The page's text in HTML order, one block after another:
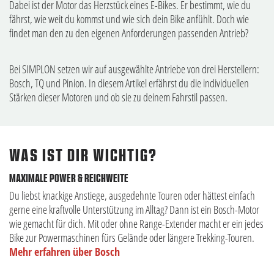
Dabei ist der Motor das Herzstück eines E-Bikes. Er bestimmt, wie du
fährst, wie weit du kommst und wie sich dein Bike anfühlt. Doch wie
findet man den zu den eigenen Anforderungen passenden Antrieb?
Bei SIMPLON setzen wir auf ausgewählte Antriebe von drei Herstellern:
Bosch, TQ und Pinion. In diesem Artikel erfährst du die individuellen
Stärken dieser Motoren und ob sie zu deinem Fahrstil passen.
WAS IST DIR WICHTIG?
MAXIMALE POWER & REICHWEITE
Du liebst knackige Anstiege, ausgedehnte Touren oder hättest einfach
gerne eine kraftvolle Unterstützung im Alltag? Dann ist ein Bosch-Motor
wie gemacht für dich. Mit oder ohne Range-Extender macht er ein jedes
Bike zur Powermaschinen fürs Gelände oder längere Trekking-Touren.
Mehr erfahren über Bosch